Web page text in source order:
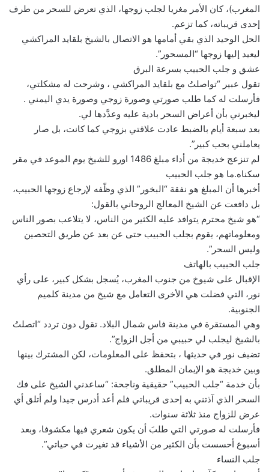
المغرب)، كان الأمر مغريا لجلب زوجها، الذي تعرض للسحر من طرف
إحدى قريباته، كما تزعم.
الحل الوحيد الذي بقي أمامها هو الاتصال بالشيخ بلقايد المراكشي
ليعيد إليها زوجها “المسحور”.
عشق و جلب الحبيب بسرعة البرق
تقول عبير “تواصلتُ مع بلقايد المراكشي ، وشرحت له مشكلتي،
فأرسلت له كما طلب صورتي وصورة زوجي وصورة يدي اليمني .
ليخبرني بأن أعراض السحر بادية عليه وعدَّدها لي.
بعد سبعة أيام بالضبط عادت علاقتي بزوجي كما كانت، بل صار
يعاملني بحب كبير”.
لم تنزعج خديجة من أداء مبلغ 1486 اورو للشيخ يوم الموعد في مقر
سكناه.ما هو جلب الحبيب
أخبرها أن المبلغ هو نفقة “البخور” الذي وظّفه لإرجاع زوجها الحبيب،
بل دافعت عن الشيخ المعالج الروحاني بالقول:
“هو شيخ محترم يتوافد عليه الكثير من الناس، لا يتلاعب بصور الناس
ومعلوماتهم، يقوم بجلب الحبيب حتى عن بعد عن طريق التحصين
وليس السحر”.
جلب الحبيب بالهاتف
الإقبال على شيوخ من جنوب المغرب، يُسجل بشكل كبير، على رأي
نور، التي فضلت هي الأخرى التعامل مع شيخ من مدينة كلميم
الجنوبية.
وهي المستقرة في مدينة فاس شمال البلاد. تقول دون تردد “اتصلتُ
بالشيخ ليجلب لي حبيبي من أجل الزواج”.
تضيف نور في حديثها ، بتحفظ على المعلومات، لكن المشترك بينها
وبين خديجة هو الإيمان المطلق.
بأن خدمة “جلب الحبيب” حقيقية وناجحة: “ساعدني الشيخ على فك
السحر الذي آذتني به إحدى قريباتي فلم أعد أدرس جيدا ولم أتلق أي
عرض للزواج منذ ثلاثة سنوات.
فأرسلت له صورتي التي طلبَ أن يكون شعري فيها مكشوفا، وبعد
أسبوع أحسست بأن الكثير من الأشياء قد تغيرت في حياتي”.
جلب النساء